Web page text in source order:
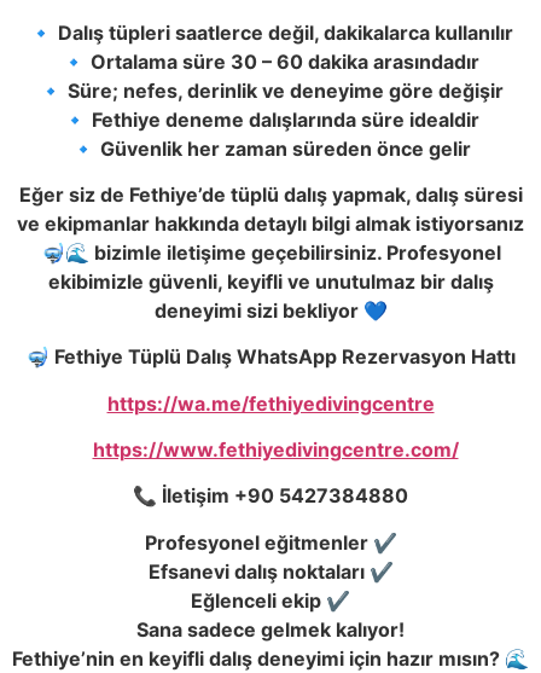
🔹 Dalış tüpleri saatlerce değil, dakikalarca kullanılır
🔹 Ortalama süre 30 – 60 dakika arasındadır
🔹 Süre; nefes, derinlik ve deneyime göre değişir
🔹 Fethiye deneme dalışlarında süre idealdir
🔹 Güvenlik her zaman süreden önce gelir
Eğer siz de Fethiye’de tüplü dalış yapmak, dalış süresi
ve ekipmanlar hakkında detaylı bilgi almak istiyorsanız
🤿🌊 bizimle iletişime geçebilirsiniz. Profesyonel
ekibimizle güvenli, keyifli ve unutulmaz bir dalış
deneyimi sizi bekliyor 💙
🤿 Fethiye Tüplü Dalış WhatsApp Rezervasyon Hattı
https://wa.me/fethiyedivingcentre
https://www.fethiyedivingcentre.com/
📞 İletişim +90 5427384880
Profesyonel eğitmenler ✔️
Efsanevi dalış noktaları ✔️
Eğlenceli ekip ✔️
Sana sadece gelmek kalıyor!
Fethiye’nin en keyifli dalış deneyimi için hazır mısın? 🌊